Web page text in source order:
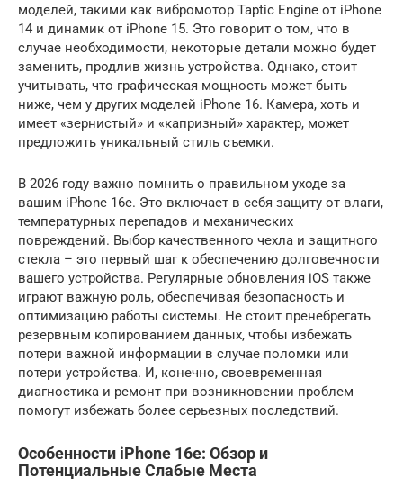
моделей, такими как вибромотор Taptic Engine от iPhone
14 и динамик от iPhone 15. Это говорит о том, что в
случае необходимости, некоторые детали можно будет
заменить, продлив жизнь устройства. Однако, стоит
учитывать, что графическая мощность может быть
ниже, чем у других моделей iPhone 16. Камера, хоть и
имеет «зернистый» и «капризный» характер, может
предложить уникальный стиль съемки.
В 2026 году важно помнить о правильном уходе за
вашим iPhone 16e. Это включает в себя защиту от влаги,
температурных перепадов и механических
повреждений. Выбор качественного чехла и защитного
стекла – это первый шаг к обеспечению долговечности
вашего устройства. Регулярные обновления iOS также
играют важную роль, обеспечивая безопасность и
оптимизацию работы системы. Не стоит пренебрегать
резервным копированием данных, чтобы избежать
потери важной информации в случае поломки или
потери устройства. И, конечно, своевременная
диагностика и ремонт при возникновении проблем
помогут избежать более серьезных последствий.
Особенности iPhone 16e: Обзор и
Потенциальные Слабые Места